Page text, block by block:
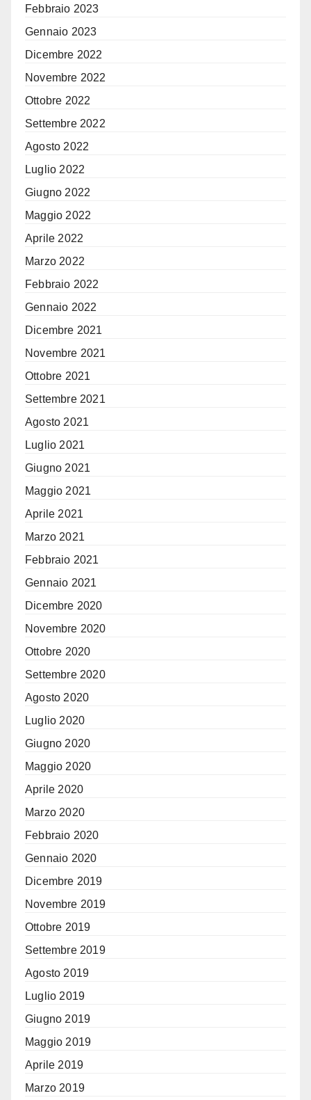
Febbraio 2023
Gennaio 2023
Dicembre 2022
Novembre 2022
Ottobre 2022
Settembre 2022
Agosto 2022
Luglio 2022
Giugno 2022
Maggio 2022
Aprile 2022
Marzo 2022
Febbraio 2022
Gennaio 2022
Dicembre 2021
Novembre 2021
Ottobre 2021
Settembre 2021
Agosto 2021
Luglio 2021
Giugno 2021
Maggio 2021
Aprile 2021
Marzo 2021
Febbraio 2021
Gennaio 2021
Dicembre 2020
Novembre 2020
Ottobre 2020
Settembre 2020
Agosto 2020
Luglio 2020
Giugno 2020
Maggio 2020
Aprile 2020
Marzo 2020
Febbraio 2020
Gennaio 2020
Dicembre 2019
Novembre 2019
Ottobre 2019
Settembre 2019
Agosto 2019
Luglio 2019
Giugno 2019
Maggio 2019
Aprile 2019
Marzo 2019